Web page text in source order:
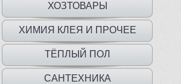
ХОЗТОВАРЫ
ХИМИЯ КЛЕЯ И ПРОЧЕЕ
ТЁПЛЫЙ ПОЛ
САНТЕХНИКА